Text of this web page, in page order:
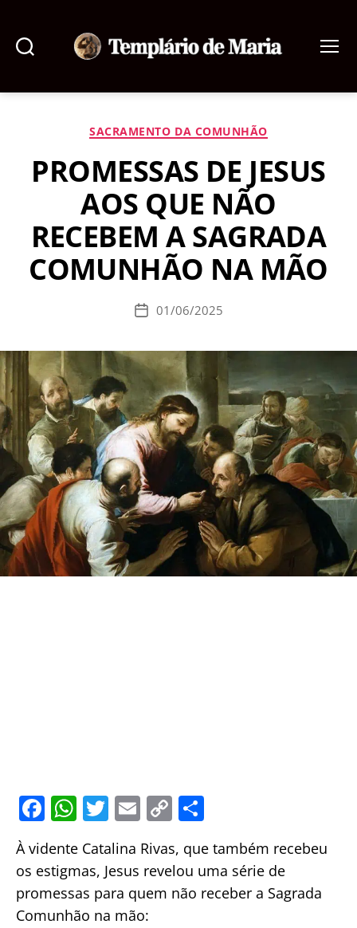
de
Categorias
SACRAMENTO DA COMUNHÃO
PROMESSAS DE JESUS
AOS QUE NÃO
RECEBEM A SAGRADA
COMUNHÃO NA MÃO
Data01/06/2025
F
c
e
b
W
at
s
A
T
itt
er
E
ai
l
C
p
y
Li
ar
e
À vidente Catalina Rivas, que também recebeu
os estigmas, Jesus revelou uma série de
promessas para quem não receber a Sagrada
Comunhão na mão: